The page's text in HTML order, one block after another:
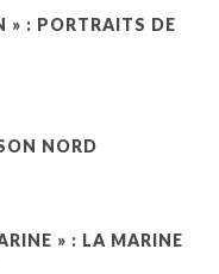
» : PORTRAITS DE
NORD
» : LA MARINE